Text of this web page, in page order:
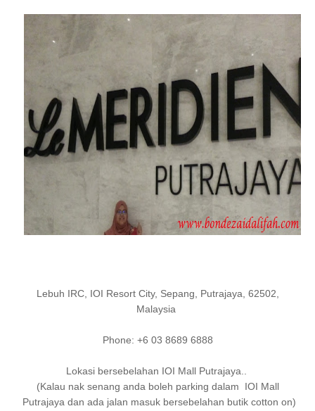
Lebuh IRC, IOI Resort City, Sepang, Putrajaya, 62502,
Malaysia
Phone: +6 03 8689 6888
Lokasi bersebelahan IOI Mall Putrajaya..
(Kalau nak senang anda boleh parking dalam IOI Mall
Putrajaya dan ada jalan masuk bersebelahan butik cotton on)